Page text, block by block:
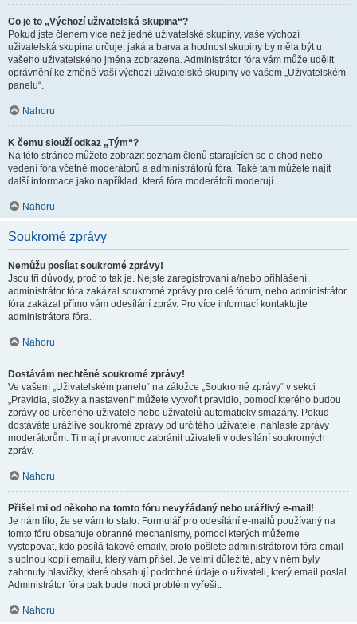
Co je to „Výchozí uživatelská skupina“?
Pokud jste členem více než jedné uživatelské skupiny, vaše výchozí
uživatelská skupina určuje, jaká a barva a hodnost skupiny by měla být u
vašeho uživatelského jména zobrazena. Administrátor fóra vám může udělit
oprávnění ke změně vaší výchozí uživatelské skupiny ve vašem „Uživatelském
panelu“.
Nahoru
K čemu slouží odkaz „Tým“?
Na této stránce můžete zobrazit seznam členů starajících se o chod nebo
vedení fóra včetně moderátorů a administrátorů fóra. Také tam můžete najít
další informace jako například, která fóra moderátoři moderují.
Nahoru
Soukromé zprávy
Nemůžu posílat soukromé zprávy!
Jsou tři důvody, proč to tak je. Nejste zaregistrovaní a/nebo přihlášení,
administrátor fóra zakázal soukromé zprávy pro celé fórum, nebo administrátor
fóra zakázal přímo vám odesílání zpráv. Pro více informací kontaktujte
administrátora fóra.
Nahoru
Dostávám nechtěné soukromé zprávy!
Ve vašem „Uživatelském panelu“ na záložce „Soukromé zprávy“ v sekci
„Pravidla, složky a nastavení“ můžete vytvořit pravidlo, pomocí kterého budou
zprávy od určeného uživatele nebo uživatelů automaticky smazány. Pokud
dostáváte urážlivé soukromé zprávy od určitého uživatele, nahlaste zprávy
moderátorům. Ti mají pravomoc zabránit uživateli v odesílání soukromých
zpráv.
Nahoru
Přišel mi od někoho na tomto fóru nevyžádaný nebo urážlivý e-mail!
Je nám líto, že se vám to stalo. Formulář pro odesílání e-mailů používaný na
tomto fóru obsahuje obranné mechanismy, pomocí kterých můžeme
vystopovat, kdo posílá takové emaily, proto pošlete administrátorovi fóra email
s úplnou kopií emailu, který vám přišel. Je velmi důležité, aby v něm byly
zahrnuty hlavičky, které obsahují podrobné údaje o uživateli, který email poslal.
Administrátor fóra pak bude moci problém vyřešit.
Nahoru